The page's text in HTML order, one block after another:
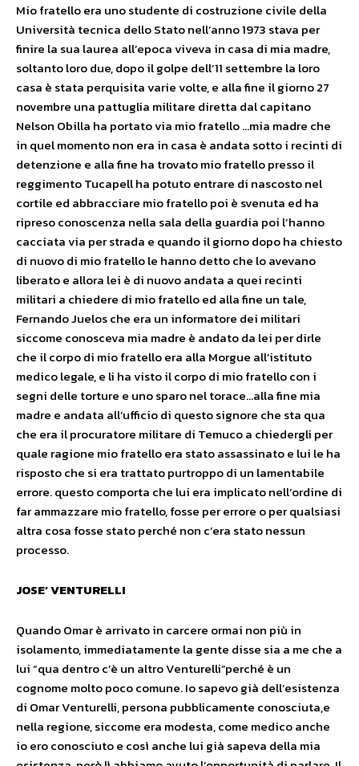
Mio fratello era uno studente di costruzione civile della
Università tecnica dello Stato nell’anno 1973 stava per
finire la sua laurea all’epoca viveva in casa di mia madre,
soltanto loro due, dopo il golpe dell’11 settembre la loro
casa è stata perquisita varie volte, e alla fine il giorno 27
novembre una pattuglia militare diretta dal capitano
Nelson Obilla ha portato via mio fratello …mia madre che
in quel momento non era in casa è andata sotto i recinti di
detenzione e alla fine ha trovato mio fratello presso il
reggimento Tucapell ha potuto entrare di nascosto nel
cortile ed abbracciare mio fratello poi è svenuta ed ha
ripreso conoscenza nella sala della guardia poi l’hanno
cacciata via per strada e quando il giorno dopo ha chiesto
di nuovo di mio fratello le hanno detto che lo avevano
liberato e allora lei è di nuovo andata a quei recinti
militari a chiedere di mio fratello ed alla fine un tale,
Fernando Juelos che era un informatore dei militari
siccome conosceva mia madre è andato da lei per dirle
che il corpo di mio fratello era alla Morgue all’istituto
medico legale, e li ha visto il corpo di mio fratello con i
segni delle torture e uno sparo nel torace…alla fine mia
madre e andata all’ufficio di questo signore che sta qua
che era il procuratore militare di Temuco a chiedergli per
quale ragione mio fratello era stato assassinato e lui le ha
risposto che si era trattato purtroppo di un lamentabile
errore. questo comporta che lui era implicato nell’ordine di
far ammazzare mio fratello, fosse per errore o per qualsiasi
altra cosa fosse stato perché non c’era stato nessun
processo.
JOSE’ VENTURELLI
Quando Omar è arrivato in carcere ormai non più in
isolamento, immediatamente la gente disse sia a me che a
lui “qua dentro c’è un altro Venturelli”perché è un
cognome molto poco comune. Io sapevo già dell’esistenza
di Omar Venturelli, persona pubblicamente conosciuta,e
nella regione, siccome era modesta, come medico anche
io ero conosciuto e così anche lui già sapeva della mia